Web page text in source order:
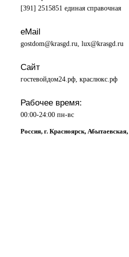
[391] 2515851 единая справочная
eMail
gostdom@krasgd.ru, lux@krasgd.ru
Сайт
гостевойдом24.рф, краслюкс.рф
Рабочее время:
00:00-24:00 пн-вс
Россия, г. Красноярск, Абытаевская,